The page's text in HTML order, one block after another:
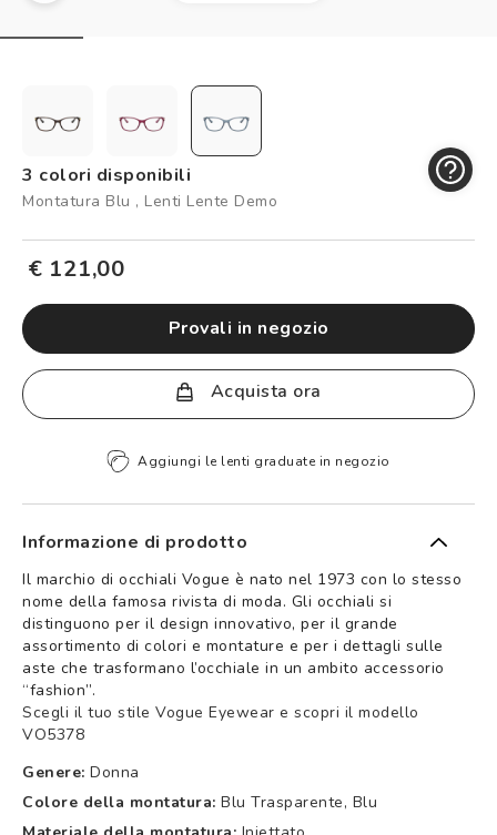
Controllo visivo
Logout
3 colori disponibili
Montatura Blu , Lenti Lente Demo
€ 121,00
provali in negozio
Acquista ora
Aggiungi le lenti graduate in negozio
Informazione di prodotto
Il marchio di occhiali Vogue è nato nel 1973 con lo stesso
nome della famosa rivista di moda. Gli occhiali si
distinguono per il design innovativo, per il grande
assortimento di colori e montature e per i dettagli sulle
aste che trasformano l’occhiale in un ambito accessorio
“fashion”.
Scegli il tuo stile Vogue Eyewear e scopri il modello
VO5378
Genere: Donna
Colore della montatura: Blu Trasparente, Blu